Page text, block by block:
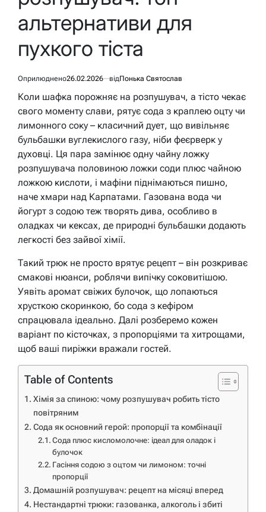
альтернативи для
пухкого тіста
Оприлюднено26.02.2026 відПонька Святослав
Коли шафка порожняє на розпушувач, а тісто чекає
свого моменту слави, рятує сода з краплею оцту чи
лимонного соку – класичний дует, що вивільняє
бульбашки вуглекислого газу, ніби феєрверк у
духовці. Ця пара замінює одну чайну ложку
розпушувача половиною ложки соди плюс чайною
ложкою кислоти, і мафіни піднімаються пишно,
наче хмари над Карпатами. Газована вода чи
йогурт з содою теж творять дива, особливо в
оладках чи кексах, де природні бульбашки додають
легкості без зайвої хімії.
Такий трюк не просто врятує рецепт – він розкриває
смакові нюанси, роблячи випічку соковитішою.
Уявіть аромат свіжих булочок, що лопаються
хрусткою скоринкою, бо сода з кефіром
спрацювала ідеально. Далі розберемо кожен
варіант по кісточках, з пропорціями та хитрощами,
щоб ваші пиріжки вражали гостей.
Table of Contents
Хімія за спиною: чому розпушувач робить тісто
повітряним
Сода як основний герой: пропорції та комбінації
Сода плюс кисломолочне: ідеал для оладок і
булочок
Гасіння содою з оцтом чи лимоном: точні
пропорції
Домашній розпушувач: рецепт на місяці вперед
Нестандартні трюки: газованка, алкоголь і збиті